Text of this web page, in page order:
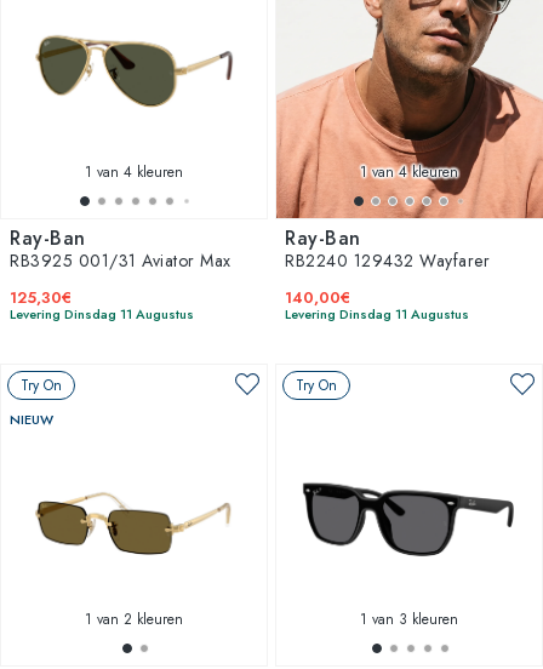
1 van 4 kleuren
Ray-Ban
RB3925 001/31 Aviator Max
125,30€
Levering Dinsdag 11 Augustus
1van 4 kleuren
Ray-Ban
RB2240 129432 Wayfarer
140,00€
Levering Dinsdag 11 Augustus
Try On
NIEUW
1 van 2 kleuren
Try On
1 van 3 kleuren